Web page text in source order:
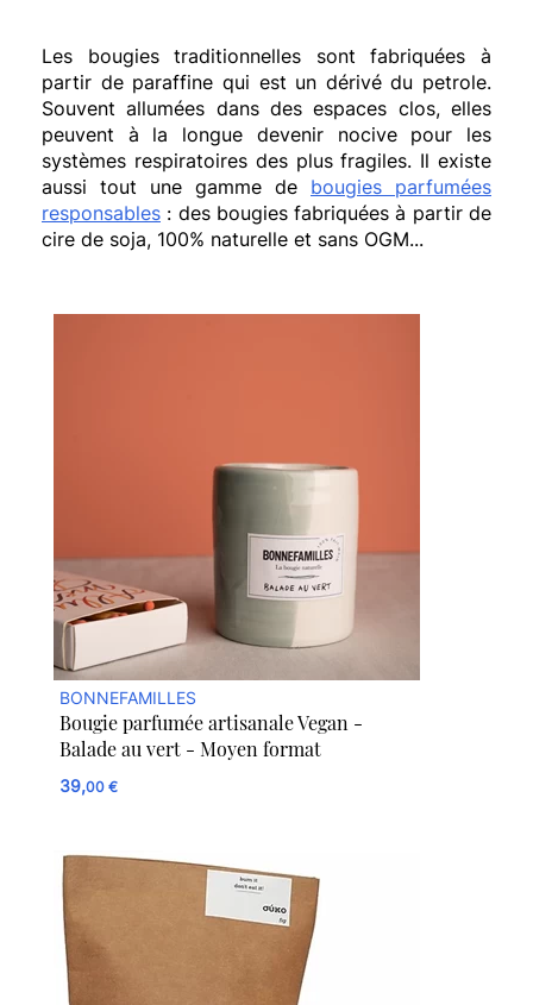
Les bougies traditionnelles sont fabriquées à
partir de paraffine qui est un dérivé du petrole.
Souvent allumées dans des espaces clos, elles
peuvent à la longue devenir nocive pour les
systèmes respiratoires des plus fragiles. Il existe
aussi tout une gamme de bougies parfumées
responsables : des bougies fabriquées à partir de
cire de soja, 100% naturelle et sans OGM...
BONNEFAMILLES
Bougie parfumée artisanale Vegan -
Balade au vert - Moyen format
39,00 €